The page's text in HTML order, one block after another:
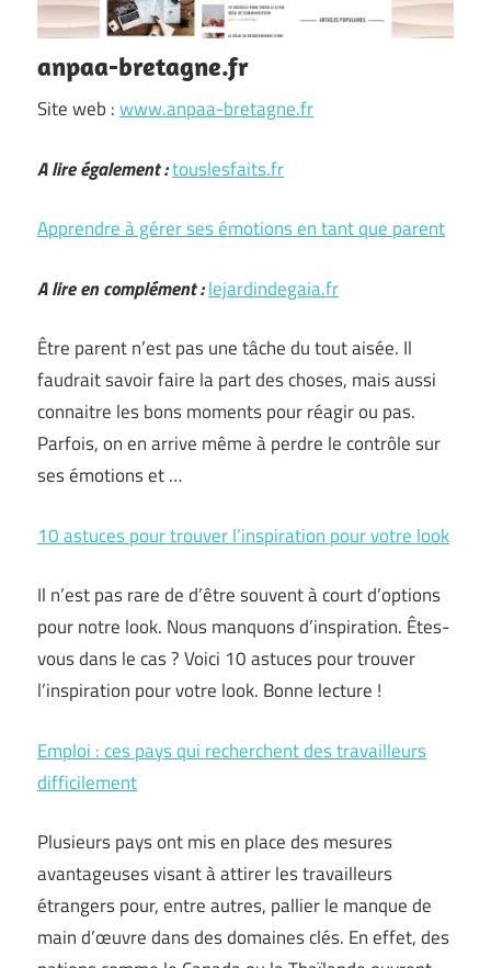
anpaa-bretagne.fr
Site web :www.anpaa-bretagne.fr
A lire également :touslesfaits.fr
Apprendre à gérer ses émotions en tant que parent
A lire en complément :lejardindegaia.fr
Être parent n’est pas une tâche du tout aisée. Il
faudrait savoir faire la part des choses, mais aussi
connaitre les bons moments pour réagir ou pas.
Parfois, on en arrive même à perdre le contrôle sur
ses émotions et …
10 astuces pour trouver l’inspiration pour votre look
Il n’est pas rare de d’être souvent à court d’options
pour notre look. Nous manquons d’inspiration. Êtes-
vous dans le cas ? Voici 10 astuces pour trouver
l’inspiration pour votre look. Bonne lecture !
Emploi : ces pays qui recherchent des travailleurs
difficilement
Plusieurs pays ont mis en place des mesures
avantageuses visant à attirer les travailleurs
étrangers pour, entre autres, pallier le manque de
main d’œuvre dans des domaines clés. En effet, des